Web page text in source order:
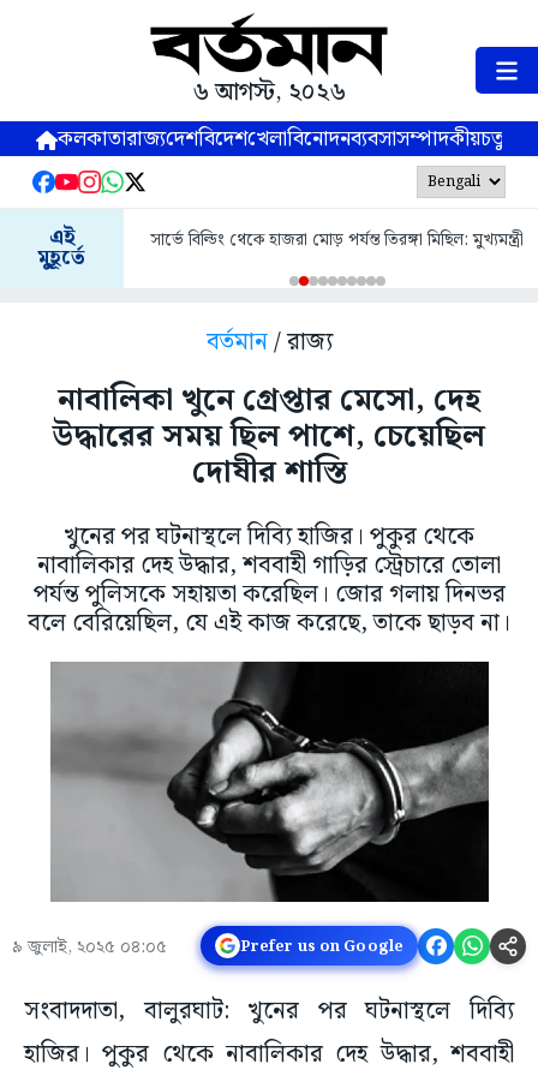
৬ আগস্ট, ২০২৬
কলকাতারাজ্যদেশবিদেশখেলাবিনোদনব্যবসাসম্পাদকীয়
এই
মুহূর্তে
মিছিল: মুখ্যমন্ত্রী আগামীকাল ভবানীপুর বিধানসভা এলাকায় তিরঙ্গা মিছিল:
মুখ্যমন্ত্রী
বর্তমান/ রাজ্য
নাবালিকা খুনে গ্রেপ্তার মেসো, দেহ
উদ্ধারের সময় ছিল পাশে, চেয়েছিল
দোষীর শাস্তি
খুনের পর ঘটনাস্থলে দিব্যি হাজির। পুকুর থেকে
নাবালিকার দেহ উদ্ধার, শববাহী গাড়ির স্ট্রেচারে তোলা
পর্যন্ত পুলিসকে সহায়তা করেছিল। জোর গলায় দিনভর
বলে বেরিয়েছিল, যে এই কাজ করেছে, তাকে ছাড়ব না।
৯ জুলাই, ২০২৫ ০৪:০৫ Prefer us on Google
সংবাদদাতা, বালুরঘাট: খুনের পর ঘটনাস্থলে দিব্যি
হাজির। পুকুর থেকে নাবালিকার দেহ উদ্ধার, শববাহী